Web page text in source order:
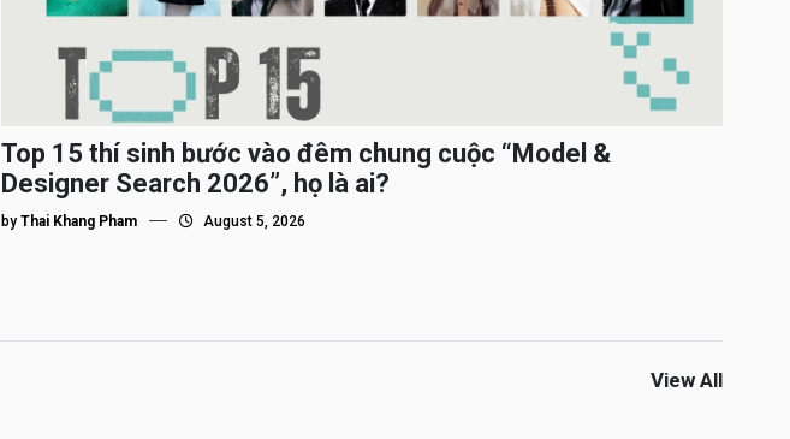
Top 15 thí sinh bước vào đêm chung cuộc “Model &
Designer Search 2026”, họ là ai?
by Thai Khang Pham August 5, 2026
View All